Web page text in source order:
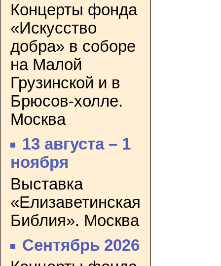
Концерты фонда
«Искусство
добра» в соборе
на Малой
Грузинской и в
Брюсов-холле.
Москва
13 августа – 1
ноября
Выставка
«Елизаветинская
Библия». Москва
Сентябрь 2026